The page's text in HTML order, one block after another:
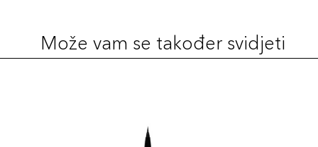
Može vam se također svidjeti